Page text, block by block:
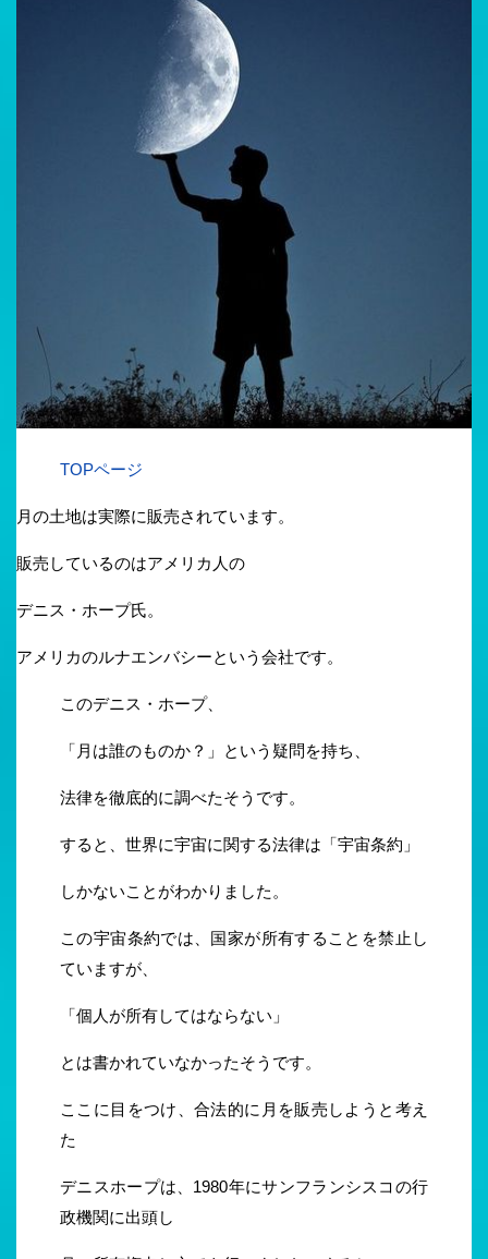
TOPページ
月の土地は実際に販売されています。
販売しているのはアメリカ人の
デニス・ホープ氏。
アメリカのルナエンバシーという会社です。
このデニス・ホープ、
「月は誰のものか？」という疑問を持ち、
法律を徹底的に調べたそうです。
すると、世界に宇宙に関する法律は「宇宙条約」
しかないことがわかりました。
この宇宙条約では、国家が所有することを禁止し
ていますが、
「個人が所有してはならない」
とは書かれていなかったそうです。
ここに目をつけ、合法的に月を販売しようと考え
た
デニスホープは、1980年にサンフランシスコの行
政機関に出頭し